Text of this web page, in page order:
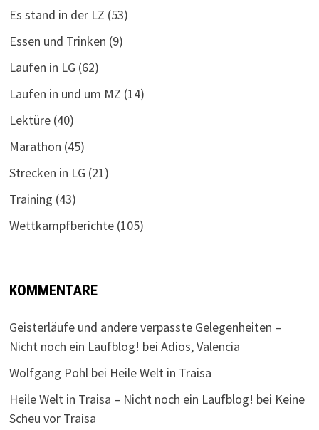
Es stand in der LZ (53)
Essen und Trinken (9)
Laufen in LG (62)
Laufen in und um MZ (14)
Lektüre(40)
Marathon (45)
Strecken in LG (21)
Training (43)
Wettkampfberichte(105)
KOMMENTARE
Geisterläufe und andere verpasste Gelegenheiten –
Nicht noch ein Laufblog! bei Adios, Valencia
Wolfgang Pohl bei Heile Welt in Traisa
Heile Welt in Traisa – Nicht noch ein Laufblog! bei Keine
Scheu vor Traisa